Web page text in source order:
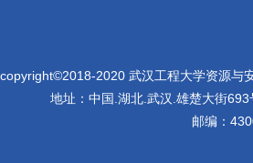
copyright©2018-2020 武汉工程大学资源与
地址：中国.湖北.武汉.雄楚大街
邮编：